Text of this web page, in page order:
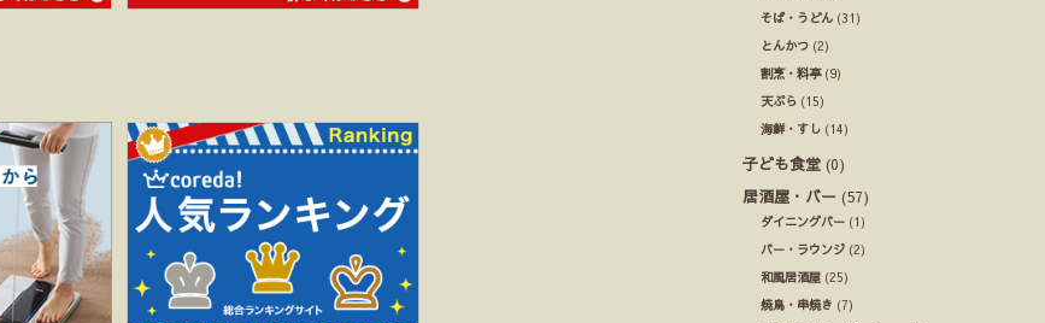
そば・うどん (31)
とんかつ (2)
割烹・料亭(9)
天ぷら (15)
海鮮・すし (14)
子ども食堂 (0)
居酒屋・バー (57)
ダイニングバー (1)
バー・ラウンジ (2)
和風居酒屋 (25)
焼鳥・串焼き (7)